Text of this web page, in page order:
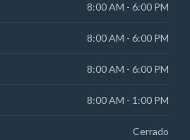
8:00 AM - 6:00 PM
8:00 AM - 6:00 PM
8:00 AM - 6:00 PM
8:00 AM - 1:00 PM
Cerrado